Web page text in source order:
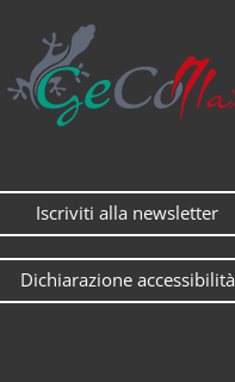
Iscriviti alla newsletter
Dichiarazione accessibilità